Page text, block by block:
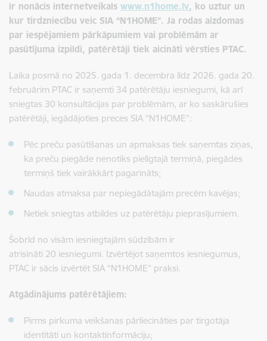
ir nonācis internetveikals www.n1home.lv, ko uztur un
kur tirdzniecību veic SIA “N1HOME”. Ja rodas aizdomas
par iespējamiem pārkāpumiem vai problēmām ar
pasūtījuma izpildi, patērētāji tiek aicināti vērsties PTAC.
Laika posmā no 2025. gada 1. decembra līdz 2026. gada 20.
februārim PTAC ir saņemti 34 patērētāju iesniegumi, kā arī
sniegtas 30 konsultācijas par problēmām, ar ko saskārušies
patērētāji, iegādājoties preces SIA “N1HOME”:
Pēc preču pasūtīšanas un apmaksas tiek saņemtas ziņas,
ka preču piegāde nenotiks pielīgtajā termiņā, piegādes
termiņš tiek vairākkārt pagarināts;
Naudas atmaksa par nepiegādātajām precēm kavējas;
Netiek sniegtas atbildes uz patērētāju pieprasījumiem.
Šobrīd no visām iesniegtajām sūdzībām ir
atrisināti 20 iesniegumi. Izvērtējot saņemtos iesniegumus,
PTAC ir sācis izvērtēt SIA “N1HOME” praksi.
Atgādinājums patērētājiem:
Pirms pirkuma veikšanas pārliecināties par tirgotāja
identitāti un kontaktinformāciju;